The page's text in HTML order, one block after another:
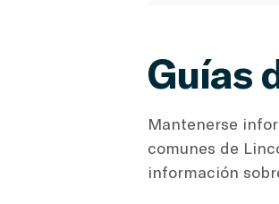
Guías
Mantenerse
comunes de
información